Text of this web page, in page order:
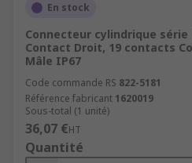
En stock
Connecteur cylindrique série
Contact Droit, 19 contacts
Mâle IP67
Code commande RS 822-5181
Référence fabricant 1620019
Sous-total (1 unité)
36,07 €HT
Quantité